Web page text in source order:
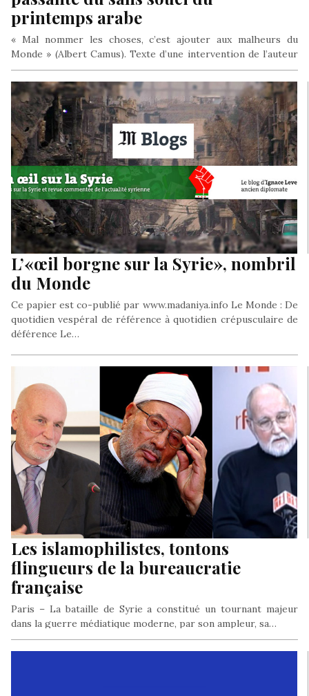
printemps arabe
« Mal nommer les choses, c’est ajouter aux malheurs du
Monde » (Albert Camus). Texte d’une intervention de l’auteur
au…
L’«œil borgne sur la Syrie», nombril
du Monde
Ce papier est co-publié par www.madaniya.info Le Monde : De
quotidien vespéral de référence à quotidien crépusculaire de
déférence Le…
Les islamophilistes, tontons
flingueurs de la bureaucratie
française
Paris – La bataille de Syrie a constitué un tournant majeur
dans la guerre médiatique moderne, par son ampleur, sa…